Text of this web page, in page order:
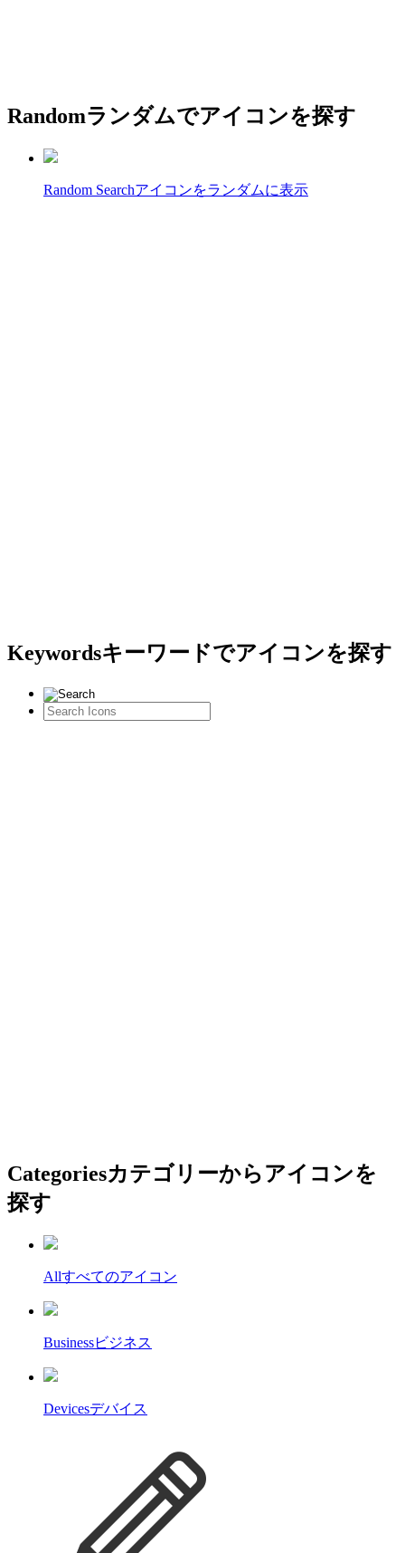
Randomランダムでアイコンを探す
Random Searchアイコンをランダムに表示
Keywordsキーワードでアイコンを探す
Categoriesカテゴリーからアイコンを
探す
Allすべてのアイコン
Businessビジネス
Devicesデバイス